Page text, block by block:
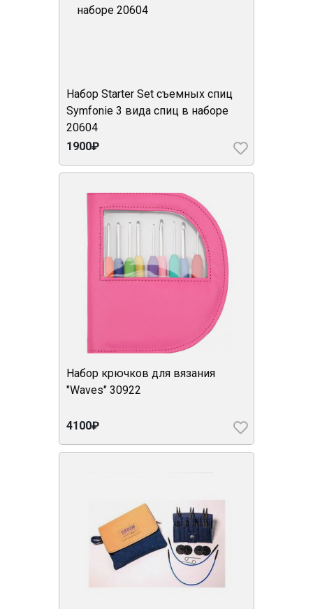
Набор Starter Set съемных спиц
Symfonie 3 вида спиц в наборе
20604
1900₽
Набор крючков для вязания
"Waves" 30922
4100₽